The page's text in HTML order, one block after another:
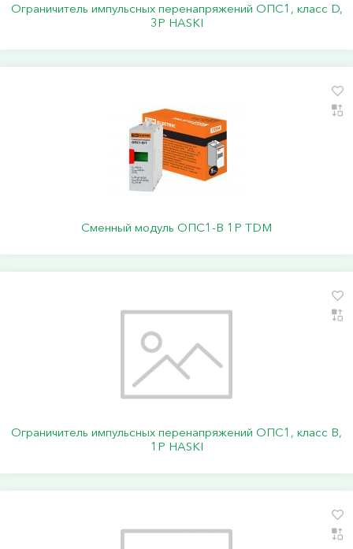
Ограничитель импульсных перенапряжений ОПС1, класс D,
3P HASKI
Сменный модуль ОПС1-B 1P TDM
Ограничитель импульсных перенапряжений ОПС1, класс В,
1P HASKI